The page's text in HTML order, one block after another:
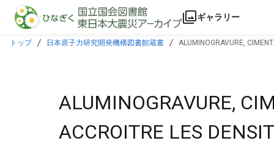
本文に飛ぶ
ギャラリー
トップ 日本原子力研究開発機構図書館蔵書 ALUMINOGRAVURE,
ALUMINOGRAVURE,
ACCROITRE LES